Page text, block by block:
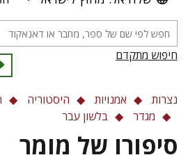
חיפוש מתקדם
נצרות אמנויות היסטוריה
מגדר
בלשון עבר
סיפורו של מומר